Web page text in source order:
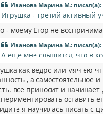
Иванова Марина М.: писал(а):
Игрушка - третий активный
- моему Егор не
Иванова Марина М.: писал(а):
А еще мне слышится, что в
как ведро или мяч ею
, а самостоятельное
все приносит и
оставить
я научилась писать с